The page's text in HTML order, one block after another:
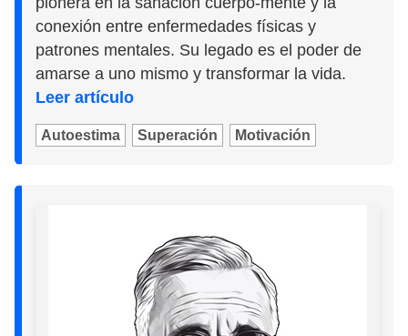
conexión entre enfermedades físicas y
patrones mentales. Su legado es el poder de
amarse a uno mismo y transformar la vida.
Leer artículo
Autoestima Superación Motivación